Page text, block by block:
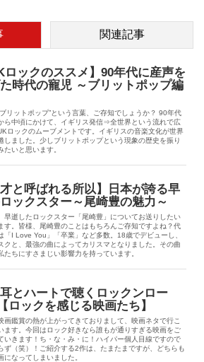
関連記事
ロックのススメ】90年代に産声を
た時代の寵児 ～ブリットポップ編
リットポップ”という言葉、ご存知でしょうか？ 90年代
ら中頃にかけて、イギリス発信⇒全世界という流れで広
ロックのムーブメントです。イギリスの音楽文化が世界
しました。少しブリットポップという現象の歴史を振り
たいと思います。
才と呼ばれる所以】日本が誇る早
ックスター～尾崎豊の魅力～
早逝したロックスター「尾崎豊」についてお送りしたい
す。皆様、尾崎豊のことはもちろんご存知ですよね？代
「I Love You」「卒業」など多数。18歳でデビューし、
クと、最強の曲によってカリスマとなりました。その曲
たちにすさまじい影響力を持っています。
とハートで聴くロックンロー
ロックを感じる映画たち】
画鑑賞の熱が上がってきておりまして、映画ネタで行こ
ます。今回はロック好きなら誰もが通りすぎる映画をご
いきます！ち・な・み・に！ハイパー個人目線ですので
ず（笑）！ご紹介する2作は、たまたまですが、どちらも
になってしまいました。